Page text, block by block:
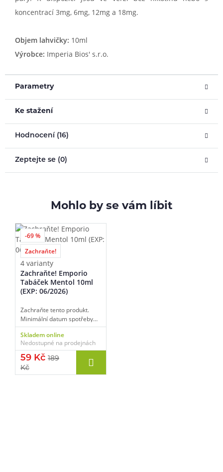
koncentrací 3mg, 6mg, 12mg a 18mg.
Objem lahvičky: 10ml
Výrobce: Imperia Bios' s.r.o.
Parametry
Ke stažení
Hodnocení (16)
Zeptejte se (0)
Mohlo by se vám líbit
-69 %
Zachraňte!
4 varianty
Zachraňte! Emporio
Tabáček Mentol 10ml
(EXP: 06/2026)
Zachraňte tento produkt.
Minimální datum spotřeby
06/2026.
Skladem online
Nedostupné na prodejnách
59 Kč 189
Kč